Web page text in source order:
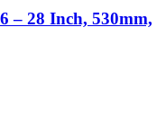
– 28 Inch, 530mm,